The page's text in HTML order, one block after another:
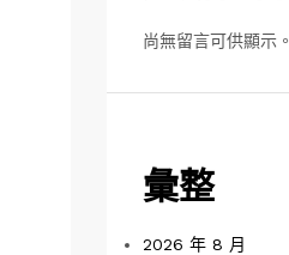
尚無留言可供顯示。
彙整
2026 年 8 月